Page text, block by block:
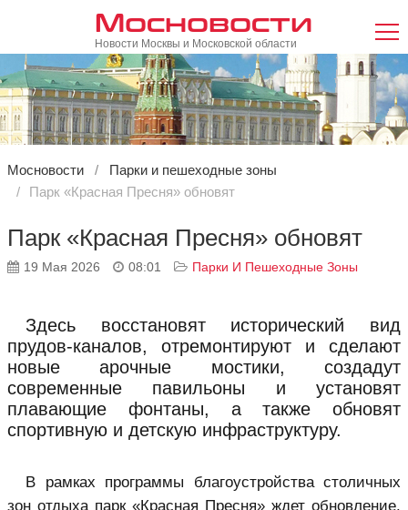
Мосновости
Новости Москвы и Московской области
Мосновости
Парки и пешеходные зоны
Парк «Красная Пресня» обновят
Парк «Красная Пресня» обновят
19 Мая 2026 08:01 Парки И Пешеходные Зоны
Здесь восстановят исторический вид
прудов-каналов, отремонтируют и сделают
новые арочные мостики, создадут
современные павильоны и установят
плавающие фонтаны, а также обновят
спортивную и детскую инфраструктуру.
В рамках программы благоустройства столичных
зон отдыха парк «Красная Пресня» ждет обновление.